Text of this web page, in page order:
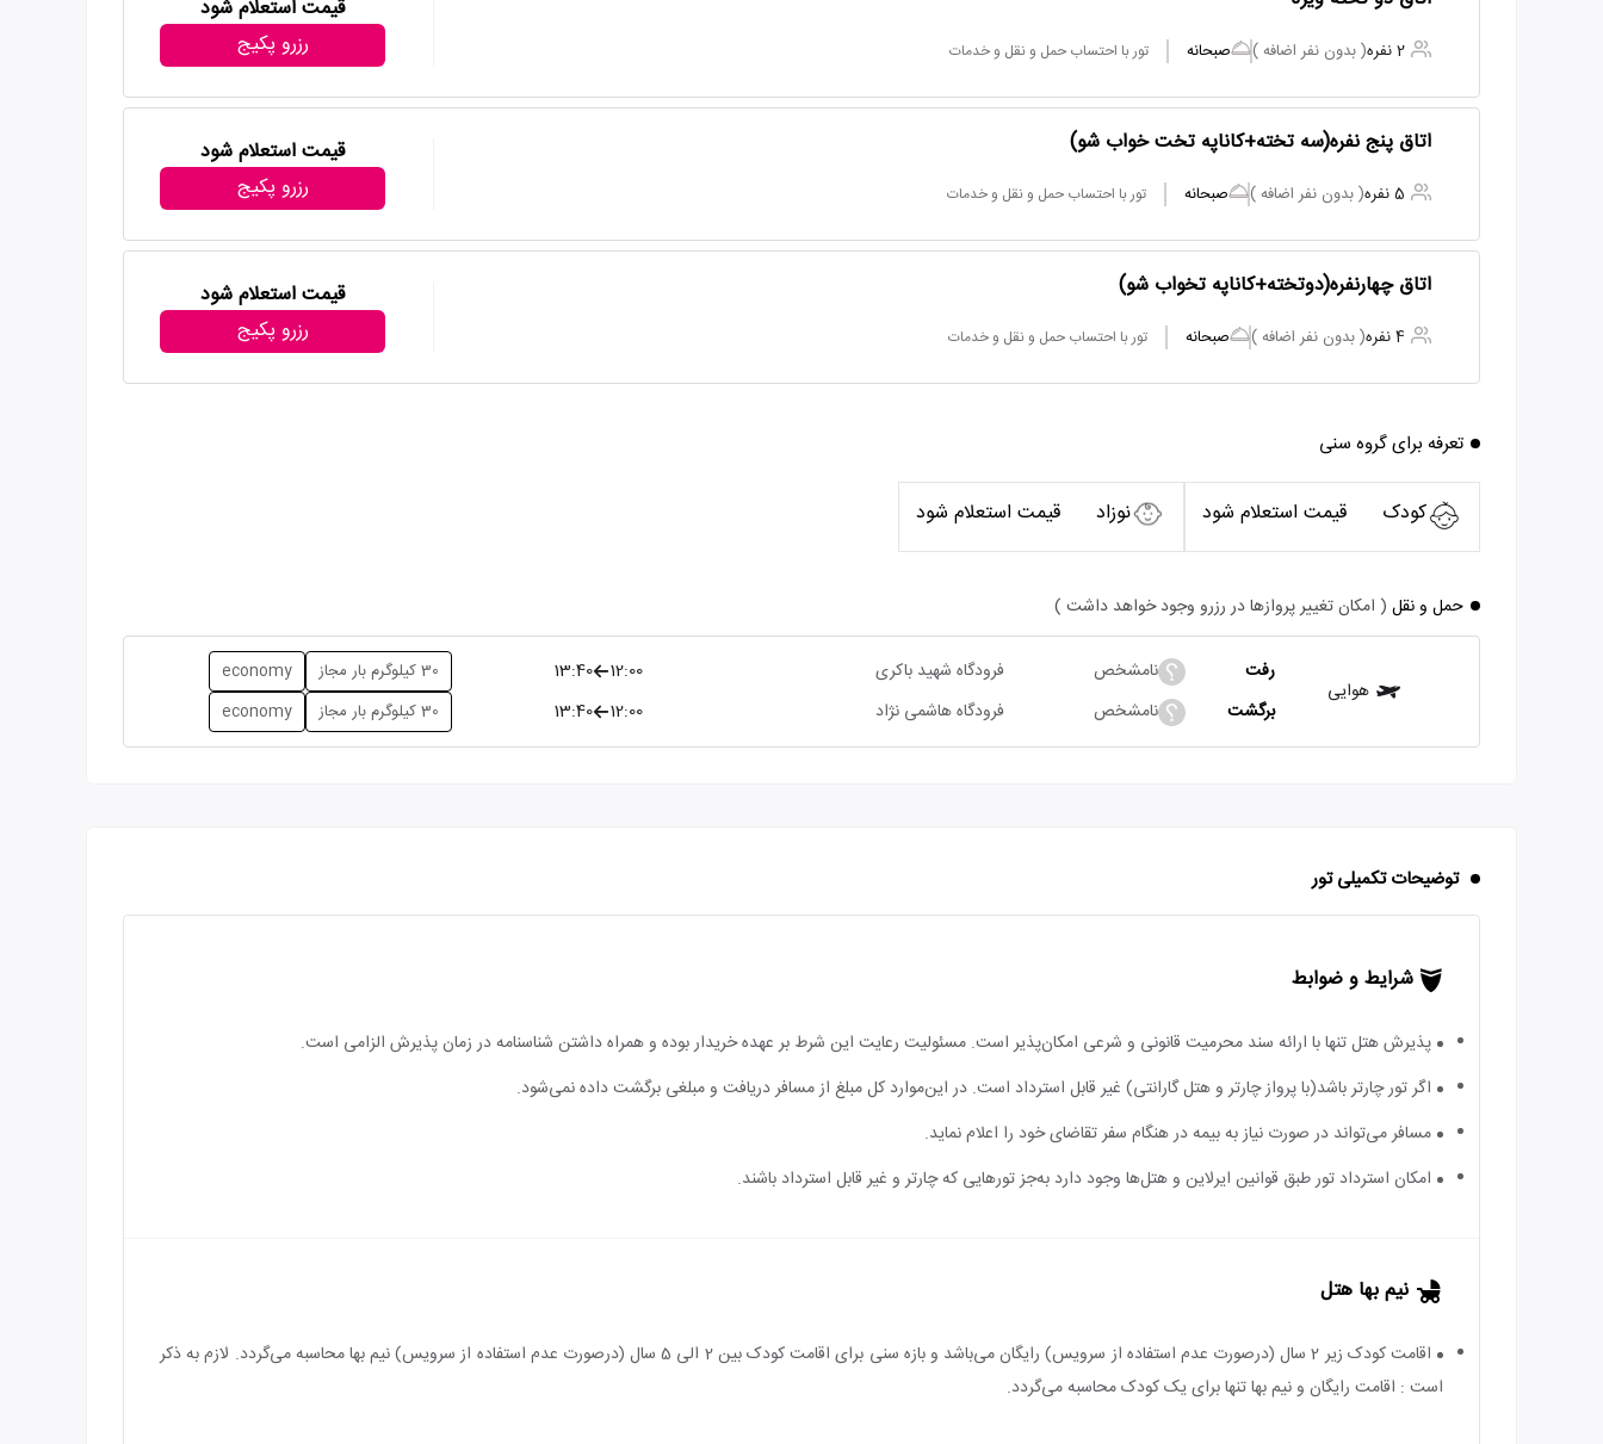
2 نفره ( بدون نفر اضافه ) صبحانه تور با احتساب حمل و نقل و خدمات
قیمت استعلام شود
رزرو پکیج
اتاق پنج نفره(سه تخته+کاناپه تخت خواب شو)
5 نفره ( بدون نفر اضافه ) صبحانه تور با احتساب حمل و نقل و خدمات
قیمت استعلام شود
رزرو پکیج
اتاق چهارنفره(دوتخته+کاناپه تخواب شو)
4 نفره ( بدون نفر اضافه ) صبحانه تور با احتساب حمل و نقل و خدمات
قیمت استعلام شود
رزرو پکیج
تعرفه برای گروه سنی
کودک قیمت استعلام شود نوزاد قیمت استعلام شود
حمل و نقل ( امکان تغییر پروازها در رزرو وجود خواهد داشت )
هوایی
رفت نامشخص فرودگاه شهید باکری 12:00
13:40 30 کیلوگرم بار مجاز economy
برگشت نامشخص فرودگاه هاشمی نژاد 12:00
13:40 30 کیلوگرم بار مجاز economy
توضیحات تکمیلی تور
شرایط و ضوابط
پذیرش هتل تنها با ارائه سند محرمیت قانونی و شرعی امکان‌پذیر است. مسئولیت رعایت این شرط بر عهده خریدار بوده و همراه داشتن شناسنامه در زمان پذیرش الزامی است.
اگر تور چارتر باشد(با پرواز چارتر و هتل گارانتی) غیر قابل استرداد است. در این‌موارد کل مبلغ از مسافر دریافت و مبلغی برگشت داده نمی‌شود.
مسافر می‌تواند در صورت نیاز به بیمه در هنگام سفر تقاضای خود را اعلام نماید.
امکان استرداد تور طبق قوانین ایرلاین و هتل‌ها وجود دارد به‌جز تورهایی که چارتر و غیر قابل استرداد باشند.
نیم بها هتل
اقامت کودک زیر 2 سال (درصورت عدم استفاده از سرویس) رایگان می‌باشد و بازه سنی برای اقامت کودک بین 2 الی 5 سال (درصورت عدم استفاده از سرویس) نیم بها محاسبه می‌گردد. لازم به ذکر
است : اقامت رایگان و نیم بها تنها برای یک کودک محاسبه می‌گردد.